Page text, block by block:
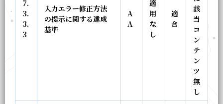
7.
3.
3.
3
入力エラー修正方法
の提示に関する達成
基準
A
A
適
用
な
し
適
合
該
当
コ
ン
テ
ン
ツ
無
し